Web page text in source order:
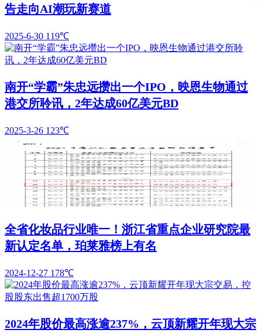
告走向AI潮玩新赛道
2025-6-30 119℃
南开“学霸”朱忠远攒出一个IPO，映恩生物通过
港交所聆讯，2年达成60亿美元BD
2025-3-26 123℃
全省化妆品行业唯一！浙江省重点企业研究院最
新认定名单，珀莱雅榜上有名
2024-12-27 178℃
2024年股价最高涨逾237%，云顶新耀开年现大宗